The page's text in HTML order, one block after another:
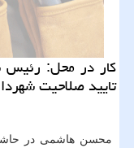
كار در محل: رئیس
تایید صلاحیت
محسن هاشمی در